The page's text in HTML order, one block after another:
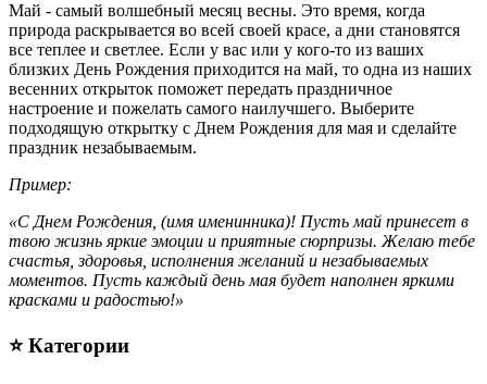
Май - самый волшебный месяц весны. Это время, когда
природа раскрывается во всей своей красе, а дни становятся
все теплее и светлее. Если у вас или у кого-то из ваших
близких День Рождения приходится на май, то одна из наших
весенних открыток поможет передать праздничное
настроение и пожелать самого наилучшего. Выберите
подходящую открытку с Днем Рождения для мая и сделайте
праздник незабываемым.
Пример:
«С Днем Рождения, (имя именинника)! Пусть май принесет в
твою жизнь яркие эмоции и приятные сюрпризы. Желаю тебе
счастья, здоровья, исполнения желаний и незабываемых
моментов. Пусть каждый день мая будет наполнен яркими
красками и радостью!»
⭐ Категории